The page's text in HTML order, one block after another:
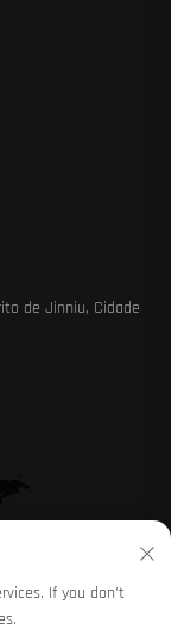
de Jinniu, Cidade
If you don't